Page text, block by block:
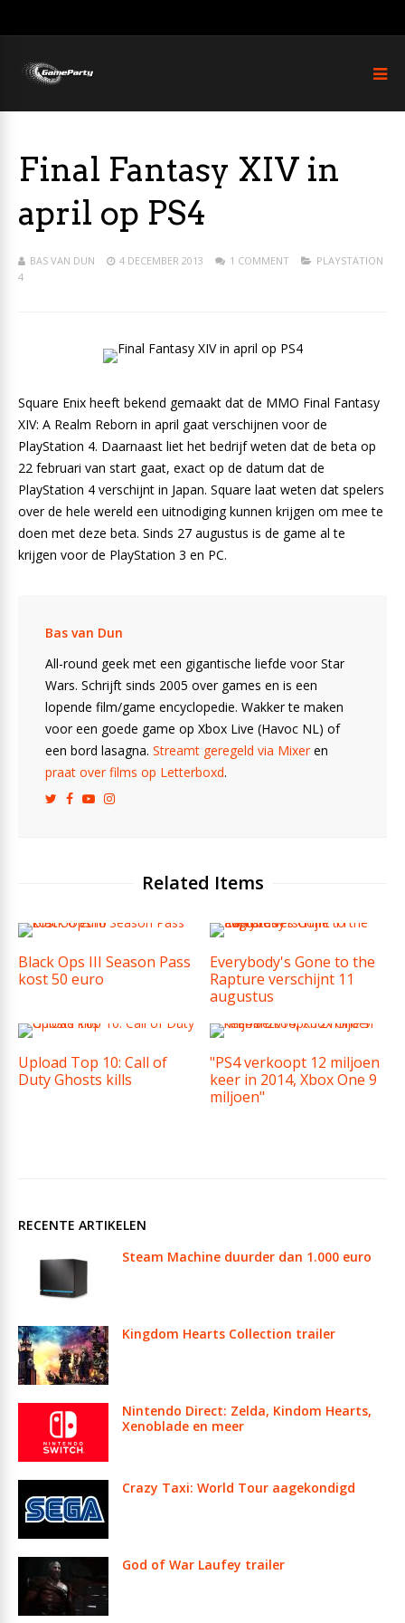
Final Fantasy XIV in
april op PS4
BAS VAN DUN 4 DECEMBER 2013 1 COMMENT
PLAYSTATION
4
Square Enix heeft bekend gemaakt dat de MMO Final Fantasy
XIV: A Realm Reborn in april gaat verschijnen voor de
PlayStation 4. Daarnaast liet het bedrijf weten dat de beta op
22 februari van start gaat, exact op de datum dat de
PlayStation 4 verschijnt in Japan. Square laat weten dat spelers
over de hele wereld een uitnodiging kunnen krijgen om mee te
doen met deze beta. Sinds 27 augustus is de game al te
krijgen voor de PlayStation 3 en PC.
Bas van Dun
All-round geek met een gigantische liefde voor Star
Wars. Schrijft sinds 2005 over games en is een
lopende film/game encyclopedie. Wakker te maken
voor een goede game op Xbox Live (Havoc NL) of
een bord lasagna. Streamt geregeld via Mixeren
praat over films op Letterboxd.
Related Items
Black Ops III Season Pass
kost 50 euro
Everybody's Gone to the
Rapture verschijnt 11
augustus
Upload Top 10: Call of
Duty Ghosts kills
"PS4 verkoopt 12 miljoen
keer in 2014, Xbox One 9
miljoen"
RECENTE ARTIKELEN
Steam Machine duurder dan 1.000 euro
Kingdom Hearts Collection trailer
Nintendo Direct: Zelda, Kindom Hearts,
Xenoblade en meer
Crazy Taxi: World Tour aagekondigd
God of War Laufey trailer